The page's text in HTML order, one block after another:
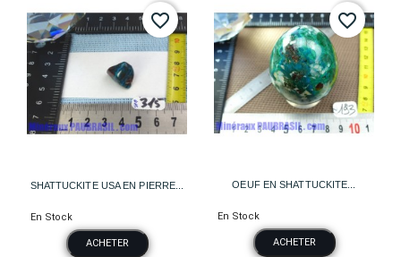
SHATTUCKITE USA EN PIERRE...
En Stock
ACHETER
favorite_border
OEUF EN SHATTUCKITE...
En Stock
ACHETER
favorite_border